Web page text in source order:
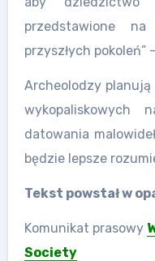
przedstawione
przyszłych pokoleń”
Archeolodzy
wykopaliskowych
datowania
będzie lepsze
Tekst powstał w
Komunikat prasowy
Society